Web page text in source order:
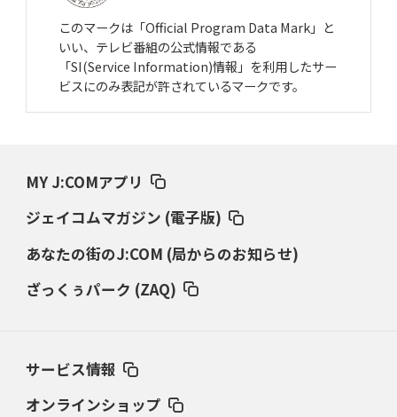
このマークは「Official Program Data Mark」と
いい、テレビ番組の公式情報である
「SI(Service Information)情報」を利用したサー
ビスにのみ表記が許されているマークです。
MY J:COMアプリ
ジェイコムマガジン (電子版)
あなたの街のJ:COM (局からのお知らせ)
ざっくぅパーク (ZAQ)
サービス情報
オンラインショップ